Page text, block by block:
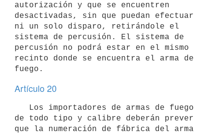
autorización y que se encuentren
desactivadas, sin que puedan efectuar
ni un solo disparo, retirándole el
sistema de percusión. El sistema de
percusión no podrá estar en el mismo
recinto donde se encuentra el arma de
Artículo 20
de todo tipo y calibre deberán prever
que la numeración de fábrica del arma